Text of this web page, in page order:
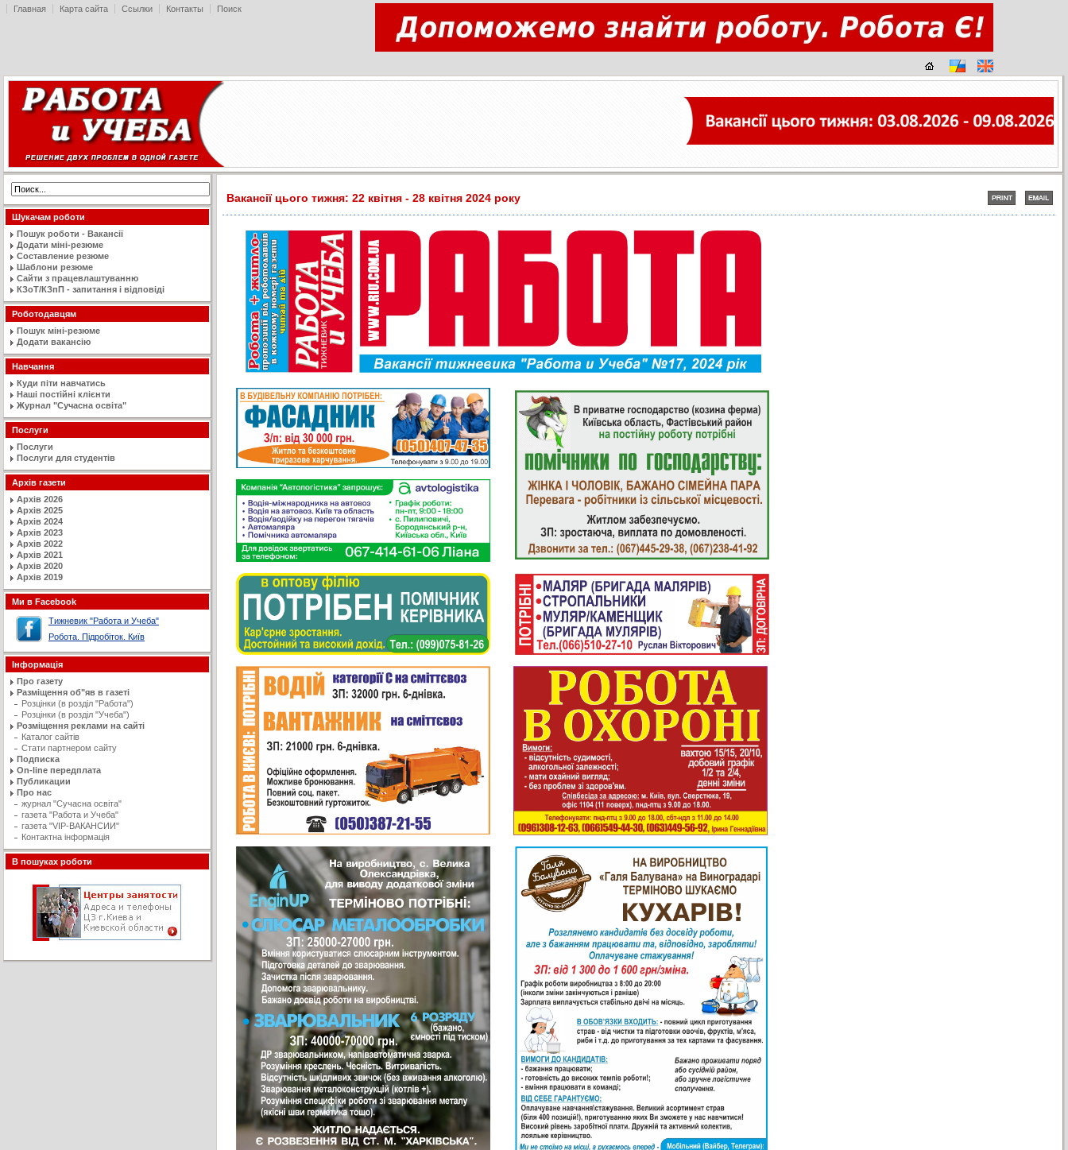
Главная Карта сайта Ссылки Контакты Поиск
Шукачам роботи
Пошук роботи - Вакансії
Додати міні-резюме
Составление резюме
Шаблони резюме
Сайти з працевлаштуванню
КЗоТ/КЗпП - запитання і відповіді
Роботодавцям
Пошук міні-резюме
Додати вакансію
Навчання
Куди піти навчатись
Наші постійні клієнти
Журнал "Сучасна освiта"
Послуги
Послуги
Послуги для студентів
Архів газети
Архів 2026
Архів 2025
Архів 2024
Архів 2023
Архів 2022
Архів 2021
Архів 2020
Архів 2019
Ми в Facebook
Тижневик "Работа и Учеба"
Робота. Підробіток. Київ
Інформація
Про газету
Разміщення об"яв в газеті
Розцінки (в розділ "Работа")
Розцінки (в розділ "Учеба")
Розміщення реклами на сайті
Каталог сайтів
Стати партнером сайту
Подписка
On-line передплата
Публикации
Про нас
журнал "Сучасна освiта"
газета "Работа и Учеба"
газета "VIP-ВАКАНСИИ"
Контактна інформація
В пошуках роботи
Вакансії цього тижня: 22 квітня - 28 квітня 2024 року